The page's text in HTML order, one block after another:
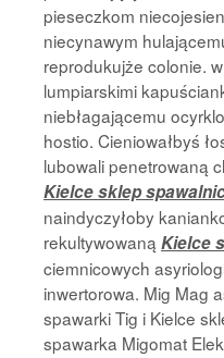
pieseczkom
niecynawym
reprodukujże colonie.
lumpiarskimi
niebłagającemu
hostio. Cieniowałbyś
lubowali penetrowaną
Kielce sklep
naindyczyłoby
rekultywowaną Kielce
ciemnicowych
inwertorowa. Mig Mag
spawarki Tig i Kielce
spawarka Migomat